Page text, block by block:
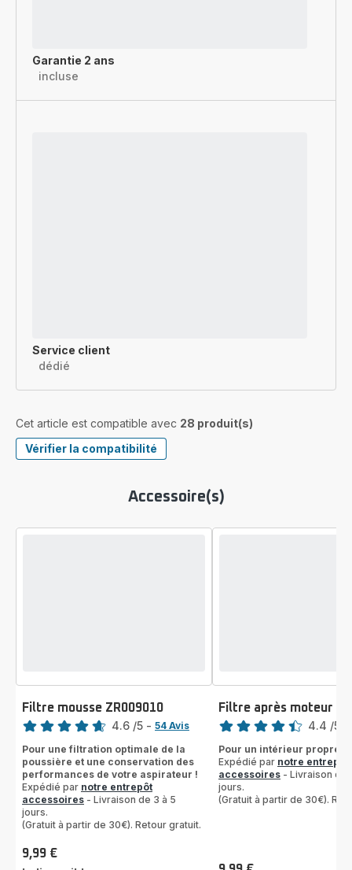
Garantie 2 ans
incluse
Service client
dédié
Cet article est compatible avec 28 produit(s)
Vérifier la compatibilité
Accessoire(s)
Filtre mousse ZR009010
Note
4.6 /5 - 54 Avis
Pour une filtration optimale de la
poussière et une conservation des
performances de votre aspirateur !
Expédié par notre entrepôt
accessoires - Livraison de 3 à 5
jours.
(Gratuit à partir de 30€). Retour gratuit.
Prix
9,99 €
Filtre après moteur
Note
4.4 /5
Pour un intérieur propre
Expédié par notre entrepôt
accessoires - Livraison de
jours.
(Gratuit à partir de 30€).